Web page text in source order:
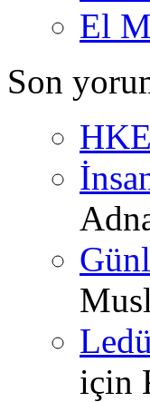
El
Son
için